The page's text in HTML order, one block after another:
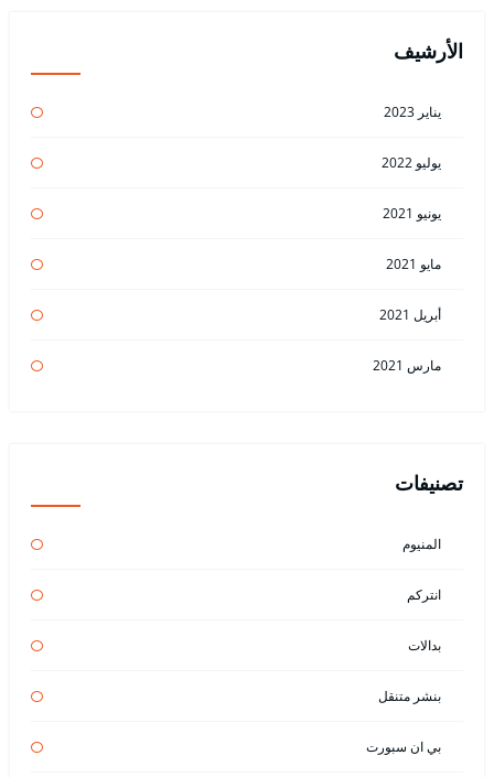
الأرشيف
يناير 2023
يوليو 2022
يونيو 2021
مايو 2021
أبريل 2021
مارس 2021
تصنيفات
المنيوم
انتركم
بدالات
بنشر متنقل
بي ان سبورت